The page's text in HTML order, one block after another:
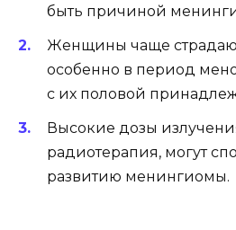
быть причиной
Женщины чаще
особенно в период
с их половой
Высокие дозы
радиотерапия, могут
развитию менингиомы.